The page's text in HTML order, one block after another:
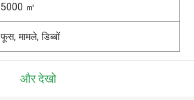
5000 ㎡
फूस, मामले, डिब्बों
और देखो